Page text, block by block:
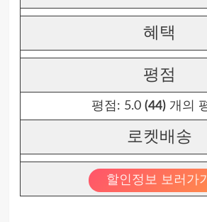
혜택
평점
평점: 5.0 (44)개의
로켓배송
할인정보 보러가기